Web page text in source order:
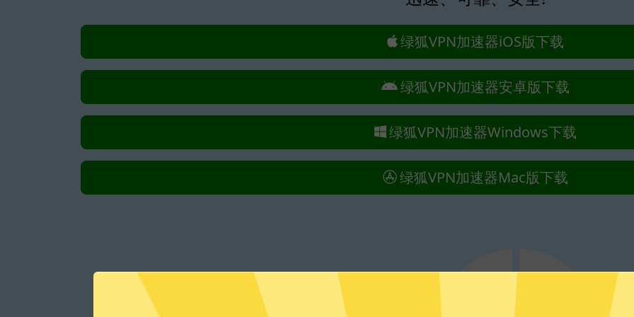
绿狐VPN加速器iOS版下载
绿狐VPN加速器安卓版下载
绿狐VPN加速器Windows下载
绿狐VPN加速器Mac版下载